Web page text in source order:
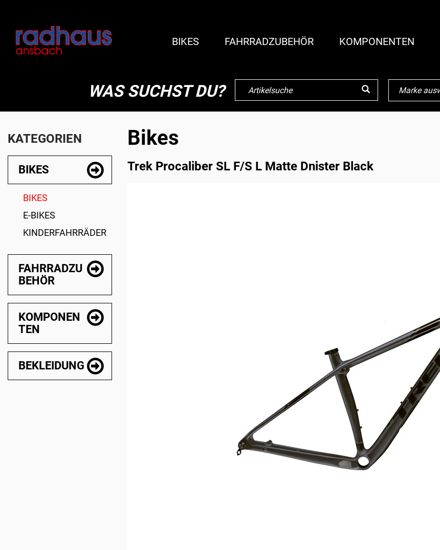
BIKES FAHRRADZUBEHÖR KOMPONENTEN
WAS SUCHST DU?
KATEGORIEN
BIKES
BIKES
E-BIKES
KINDERFAHRRÄDER
FAHRRADZU
BEHÖR
KOMPONEN
TEN
BEKLEIDUNG
Bikes
Trek Procaliber SL F/S L Matte Dnister Black